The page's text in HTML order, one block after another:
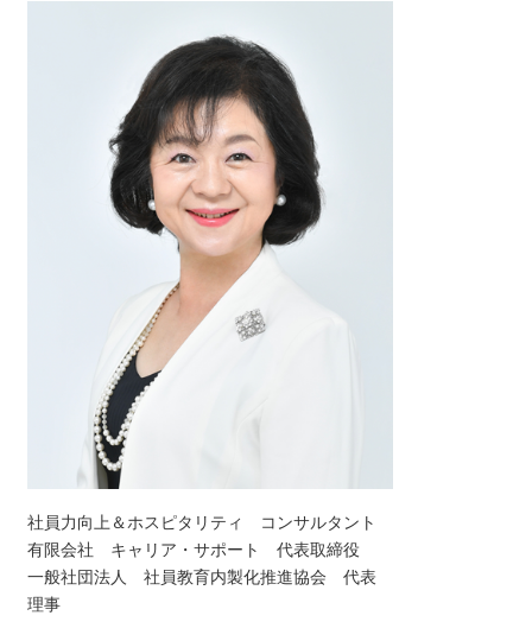
社員力向上＆ホスピタリティ コンサルタント
有限会社 キャリア・サポート 代表取締役
一般社団法人 社員教育内製化推進協会 代表
理事